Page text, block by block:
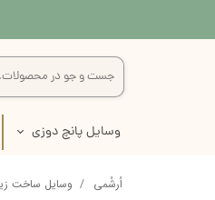
وسایل پانچ دوزی
سوزن نیدل پانچ اُرشُمی وسایل ساخت